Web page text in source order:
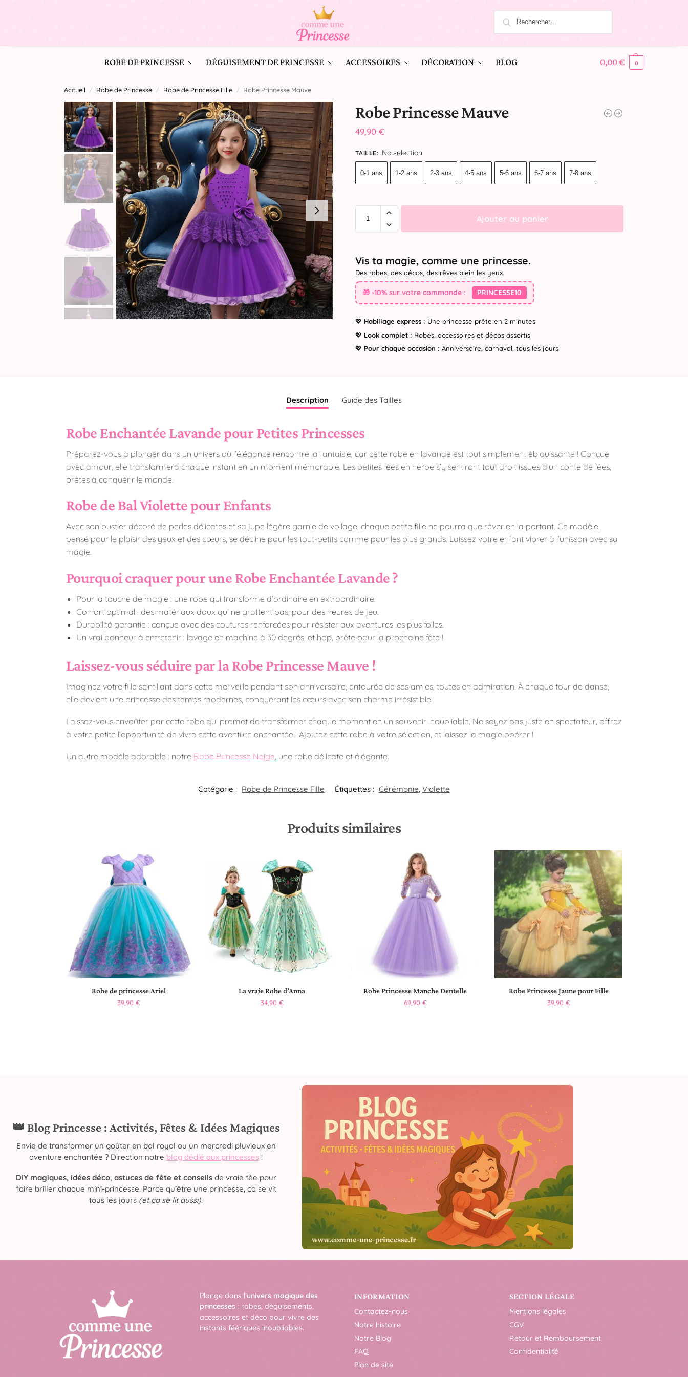
ROBE DE PRINCESSE DÉGUISEMENT DE PRINCESSE ACCESSOIRES DÉCORATION BLOG 0,00€ 0
Accueil / Robe de Princesse / Robe de Princesse Fille / Robe Princesse Mauve
Robe Princesse Mauve
49,90 €
TAILLE: No selection
0-1 ans 1-2 ans 2-3 ans 4-5 ans 5-6 ans 6-7 ans 7-8 ans
Ajouter au panier
Vis ta magie, comme une princesse.
Des robes, des décos, des rêves plein les yeux.
🎁 -10% sur votre commande : PRINCESSE10
💖 Habillage express : Une princesse prête en 2 minutes
💖 Look complet : Robes, accessoires et décos assortis
💖 Pour chaque occasion : Anniversaire, carnaval, tous les jours
Description Guide des Tailles
Robe Enchantée Lavande pour Petites Princesses
Préparez-vous à plonger dans un univers où l’élégance rencontre la fantaisie, car cette robe en lavande est tout simplement éblouissante ! Conçue
avec amour, elle transformera chaque instant en un moment mémorable. Les petites fées en herbe s’y sentiront tout droit issues d’un conte de fées,
prêtes à conquérir le monde.
Robe de Bal Violette pour Enfants
Avec son bustier décoré de perles délicates et sa jupe légère garnie de voilage, chaque petite fille ne pourra que rêver en la portant. Ce modèle,
pensé pour le plaisir des yeux et des cœurs, se décline pour les tout-petits comme pour les plus grands. Laissez votre enfant vibrer à l’unisson avec sa
magie.
Pourquoi craquer pour une Robe Enchantée Lavande ?
Pour la touche de magie : une robe qui transforme d’ordinaire en extraordinaire.
Confort optimal : des matériaux doux qui ne grattent pas, pour des heures de jeu.
Durabilité garantie : conçue avec des coutures renforcées pour résister aux aventures les plus folles.
Un vrai bonheur à entretenir : lavage en machine à 30 degrés, et hop, prête pour la prochaine fête !
Laissez-vous séduire par la Robe Princesse Mauve !
Imaginez votre fille scintillant dans cette merveille pendant son anniversaire, entourée de ses amies, toutes en admiration. À chaque tour de danse,
elle devient une princesse des temps modernes, conquérant les cœurs avec son charme irrésistible !
Laissez-vous envoûter par cette robe qui promet de transformer chaque moment en un souvenir inoubliable. Ne soyez pas juste en spectateur, offrez
à votre petite l’opportunité de vivre cette aventure enchantée ! Ajoutez cette robe à votre sélection, et laissez la magie opérer !
Un autre modèle adorable : notre Robe Princesse Neige, une robe délicate et élégante.
Catégorie : Robe de Princesse Fille Étiquettes : Cérémonie, Violette
Produits similaires
Robe de princesse Ariel
39,90 €
La vraie Robe d’Anna
34,90 €
Robe Princesse Manche Dentelle
69,90 €
Robe Princesse Jaune pour Fille
39,90 €
👑 Blog Princesse : Activités, Fêtes & Idées Magiques
Envie de transformer un goûter en bal royal ou un mercredi pluvieux en
aventure enchantée ? Direction notre blog dédié aux princesses !
DIY magiques, idées déco, astuces de fête et conseilsde vraie fée pour
faire briller chaque mini-princesse. Parce qu’être une princesse, ça se vit
tous les jours (et ça se lit aussi).
Plonge dans l’univers magique des
princesses : robes, déguisements,
accessoires et déco pour vivre des
instants féériques inoubliables.
INFORMATION
Contactez-nous
Notre histoire
Notre Blog
FAQ
Plan de site
SECTION LÉGALE
Mentions légales
CGV
Retour et Remboursement
Confidentialité